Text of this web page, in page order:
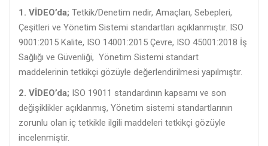
1. VİDEO’da; Tetkik/Denetim nedir, Amaçları, Sebepleri,
Çeşitleri ve Yönetim Sistemi standartları açıklanmıştır. ISO
9001:2015 Kalite, ISO 14001:2015 Çevre, ISO 45001:2018 İş
Sağlığı ve Güvenliği, Yönetim Sistemi standart
maddelerinin tetkikçi gözüyle değerlendirilmesi yapılmıştır.
2. VİDEO’da; ISO 19011 standardının kapsamı ve son
değişiklikler açıklanmış, Yönetim sistemi standartlarının
zorunlu olan iç tetkikle ilgili maddeleri tetkikçi gözüyle
incelenmiştir.